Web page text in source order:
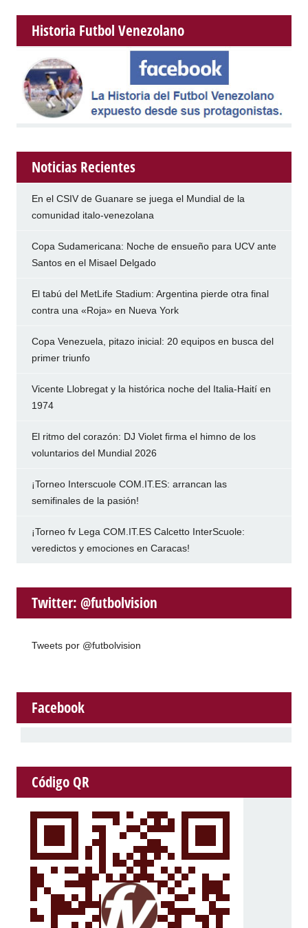
Historia Futbol Venezolano
Noticias Recientes
En el CSIV de Guanare se juega el Mundial de la
comunidad italo-venezolana
Copa Sudamericana: Noche de ensueño para UCV ante
Santos en el Misael Delgado
El tabú del MetLife Stadium: Argentina pierde otra final
contra una «Roja» en Nueva York
Copa Venezuela, pitazo inicial: 20 equipos en busca del
primer triunfo
Vicente Llobregat y la histórica noche del Italia-Haití en
1974
El ritmo del corazón: DJ Violet firma el himno de los
voluntarios del Mundial 2026
¡Torneo Interscuole COM.IT.ES: arrancan las
semifinales de la pasión!
¡Torneo fv Lega COM.IT.ES Calcetto InterScuole:
veredictos y emociones en Caracas!
Twitter: @futbolvision
Tweets por @futbolvision
Facebook
Código QR